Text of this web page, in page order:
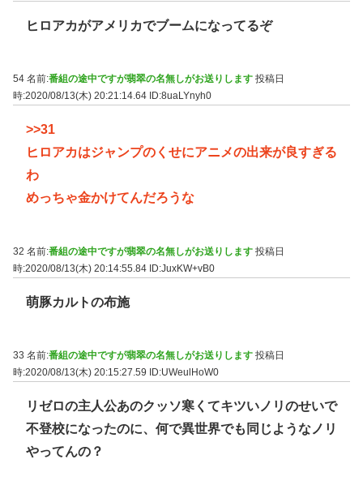
ヒロアカがアメリカでブームになってるぞ
54 名前:番組の途中ですが翡翠の名無しがお送りします 投稿日
時:2020/08/13(木) 20:21:14.64 ID:8uaLYnyh0
>>31
ヒロアカはジャンプのくせにアニメの出来が良すぎる
わ
めっちゃ金かけてんだろうな
32 名前:番組の途中ですが翡翠の名無しがお送りします 投稿日
時:2020/08/13(木) 20:14:55.84 ID:JuxKW+vB0
萌豚カルトの布施
33 名前:番組の途中ですが翡翠の名無しがお送りします 投稿日
時:2020/08/13(木) 20:15:27.59
ID:UWeulHoW0
リゼロの主人公あのクッソ寒くてキツいノリのせいで
不登校になったのに、何で異世界でも同じようなノリ
やってんの？